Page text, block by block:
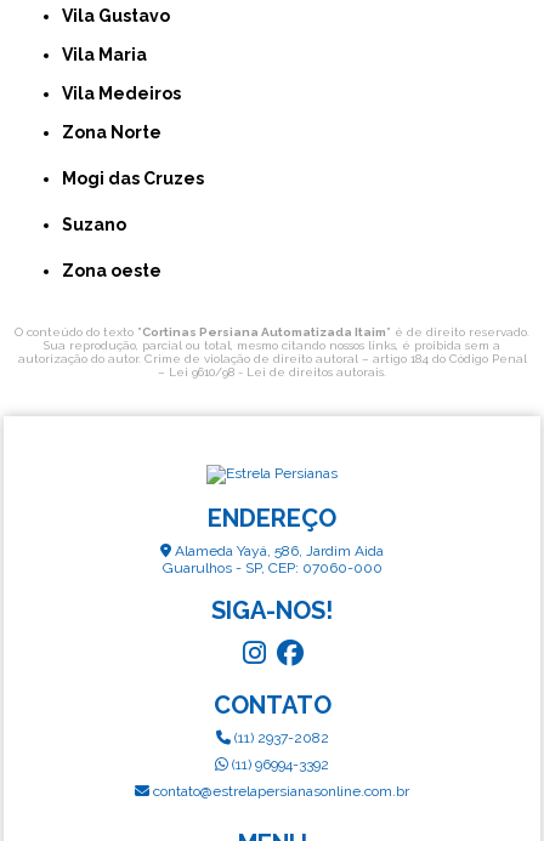
Vila Gustavo
Vila Maria
Vila Medeiros
Zona Norte
Mogi das Cruzes
Suzano
Zona oeste
O conteúdo do texto "Cortinas Persiana Automatizada Itaim" é de direito reservado.
Sua reprodução, parcial ou total, mesmo citando nossos links, é proibida sem a
autorização do autor. Crime de violação de direito autoral – artigo 184 do Código Penal
– Lei 9610/98 - Lei de direitos autorais.
ENDEREÇO
Alameda Yayá, 586, Jardim Aida
Guarulhos - SP, CEP: 07060-000
SIGA-NOS!
CONTATO
(11) 2937-2082
(11) 96994-3392
contato@estrelapersianasonline.com.br